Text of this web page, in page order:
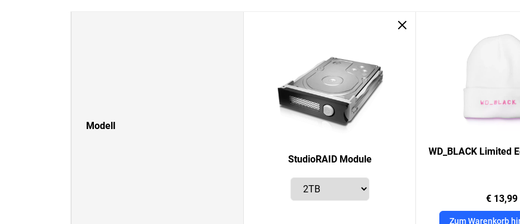
Modell
StudioRAID Module
WD_BLACK Limited
€ 13,99
Zum Warenkorb